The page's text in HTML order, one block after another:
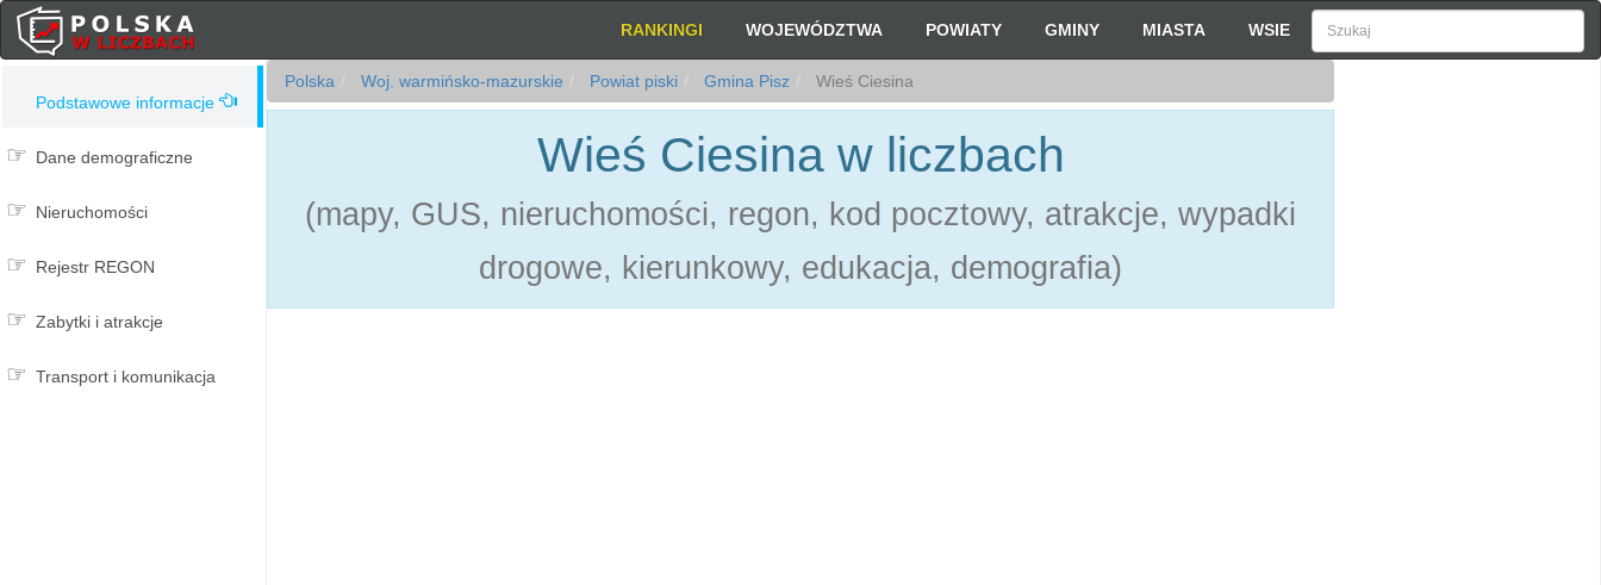
RANKINGI WOJEWÓDZTWA POWIATY GMINY MIASTA WSIE
Podstawowe informacje
Dane demograficzne
Nieruchomości
Rejestr REGON
Zabytki i atrakcje
Transport i komunikacja
Polska Woj. warmińsko-mazurskie Powiat piski Gmina Pisz Wieś Ciesina
Wieś Ciesina w liczbach
(mapy, GUS, nieruchomości, regon, kod pocztowy, atrakcje, wypadki
drogowe, kierunkowy, edukacja, demografia)